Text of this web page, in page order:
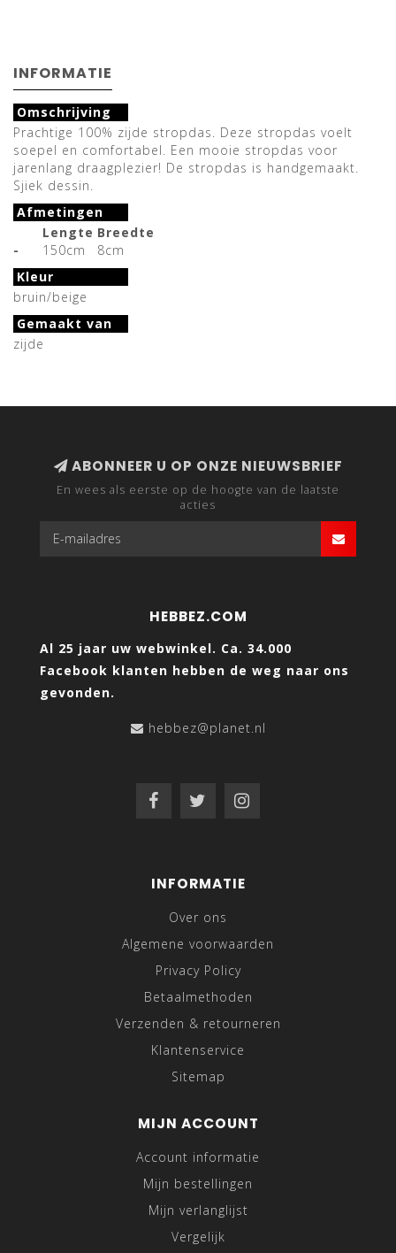
INFORMATIE
Omschrijving
Prachtige 100% zijde stropdas. Deze stropdas voelt
soepel en comfortabel. Een mooie stropdas voor
jarenlang draagplezier! De stropdas is handgemaakt.
Sjiek dessin.
Afmetingen
Lengte Breedte
-
150cm
8cm
Kleur
bruin/beige
Gemaakt van
zijde
ABONNEER U OP ONZE NIEUWSBRIEF
En wees als eerste op de hoogte van de laatste
acties
HEBBEZ.COM
Al 25 jaar uw webwinkel. Ca. 34.000
Facebook klanten hebben de weg naar ons
gevonden.
hebbez@planet.nl
INFORMATIE
Over ons
Algemene voorwaarden
Privacy Policy
Betaalmethoden
Verzenden & retourneren
Klantenservice
Sitemap
MIJN ACCOUNT
Account informatie
Mijn bestellingen
Mijn verlanglijst
Vergelijk